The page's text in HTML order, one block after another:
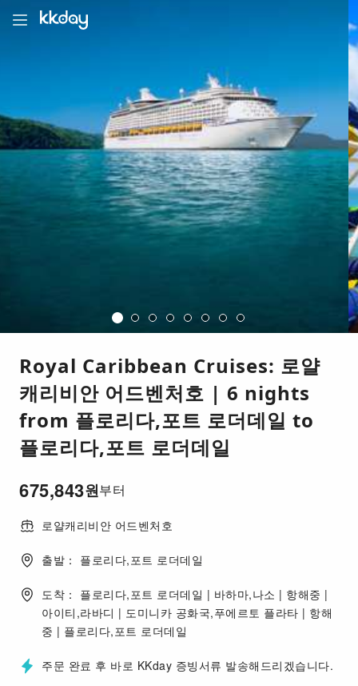
Royal Caribbean Cruises: 로얄
캐리비안 어드벤처호 | 6 nights
from 플로리다,포트 로더데일 to
플로리다,포트 로더데일
원
675,843 부터
로얄캐리비안 어드벤처호
출발： 플로리다,포트 로더데일
도착： 플로리다,포트 로더데일 | 바하마,나소 | 항해중 |
아이티,라바디 | 도미니카 공화국,푸에르토 플라타 | 항해
중 | 플로리다,포트 로더데일
주문 완료 후 바로 KKday 증빙서류 발송해드리겠습니다.